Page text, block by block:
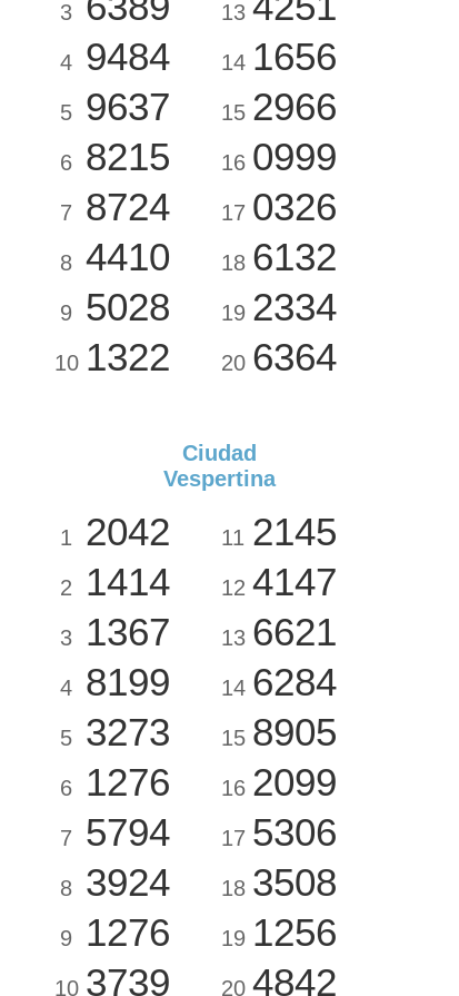
3
4 9484
5 9637
6 8215
7 8724
8 4410
9 5028
10 1322
13
14 1656
15 2966
16 0999
17 0326
18 6132
19 2334
20 6364
Ciudad
Vespertina
1 2042
2 1414
3 1367
4 8199
5 3273
6 1276
7 5794
8 3924
9 1276
10 3739
11 2145
12 4147
13 6621
14 6284
15 8905
16 2099
17 5306
18 3508
19 1256
20 4842